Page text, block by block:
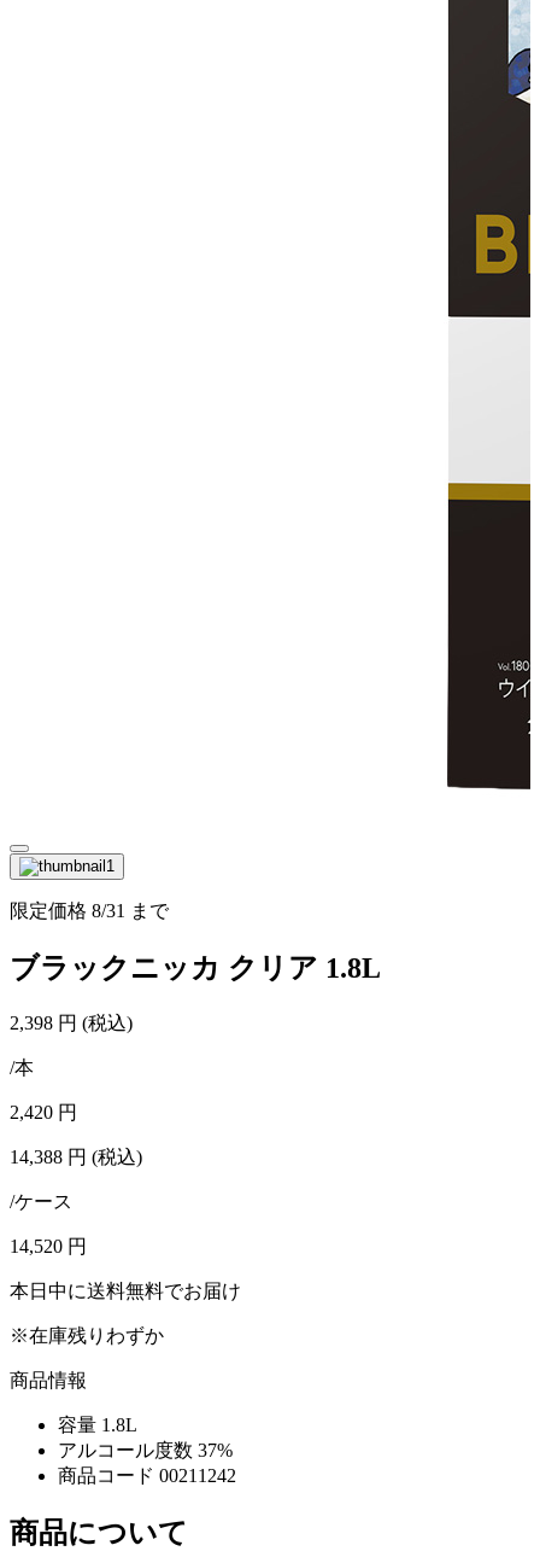
限定価格 8/31 まで
ブラックニッカ クリア 1.8L
2,398 円 (税込)
/本
2,420 円
14,388 円 (税込)
/ケース
14,520 円
本日中に送料無料でお届け
※在庫残りわずか
商品情報
容量 1.8L
アルコール度数 37%
商品コード 00211242
商品について